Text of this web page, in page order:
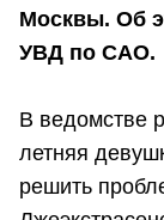
Москвы. Об
УВД по САО.
В ведомстве
летняя
решить